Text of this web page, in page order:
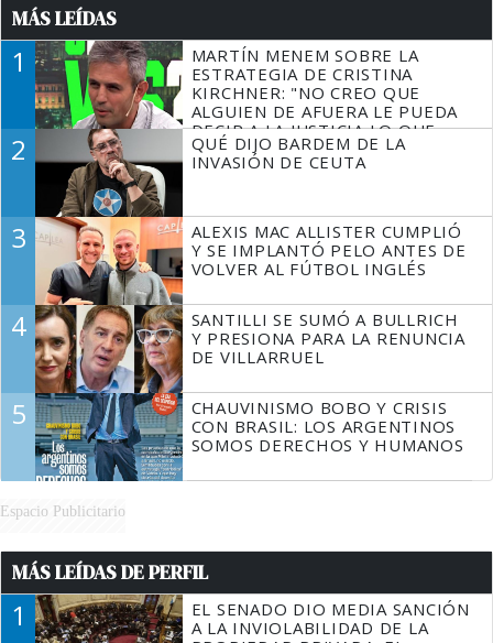
MÁS LEÍDAS
1
MARTÍN MENEM SOBRE LA
ESTRATEGIA DE CRISTINA
KIRCHNER: "NO CREO QUE
ALGUIEN DE AFUERA LE PUEDA
DECIR A LA JUSTICIA LO QUE
TIENE QUE HACER"
2
QUÉ DIJO BARDEM DE LA
INVASIÓN DE CEUTA
3
ALEXIS MAC ALLISTER CUMPLIÓ
Y SE IMPLANTÓ PELO ANTES DE
VOLVER AL FÚTBOL INGLÉS
4
SANTILLI SE SUMÓ A BULLRICH
Y PRESIONA PARA LA RENUNCIA
DE VILLARRUEL
5
CHAUVINISMO BOBO Y CRISIS
CON BRASIL: LOS ARGENTINOS
SOMOS DERECHOS Y HUMANOS
Espacio Publicitario
MÁS LEÍDAS DE PERFIL
1
EL SENADO DIO MEDIA SANCIÓN
A LA INVIOLABILIDAD DE LA